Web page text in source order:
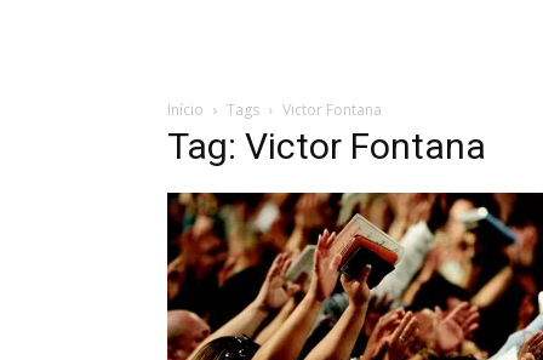
Início Tags Victor Fontana
Tag: Victor Fontana